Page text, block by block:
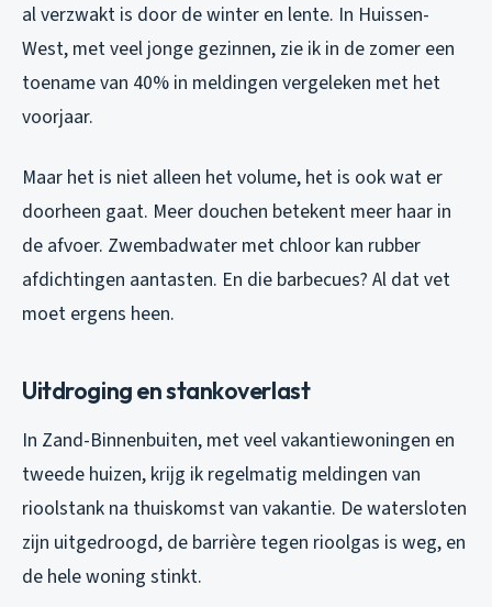
al verzwakt is door de winter en lente. In Huissen-
West, met veel jonge gezinnen, zie ik in de zomer een
toename van 40% in meldingen vergeleken met het
voorjaar.
Maar het is niet alleen het volume, het is ook wat er
doorheen gaat. Meer douchen betekent meer haar in
de afvoer. Zwembadwater met chloor kan rubber
afdichtingen aantasten. En die barbecues? Al dat vet
moet ergens heen.
Uitdroging en stankoverlast
In Zand-Binnenbuiten, met veel vakantiewoningen en
tweede huizen, krijg ik regelmatig meldingen van
rioolstank na thuiskomst van vakantie. De watersloten
zijn uitgedroogd, de barrière tegen rioolgas is weg, en
de hele woning stinkt.